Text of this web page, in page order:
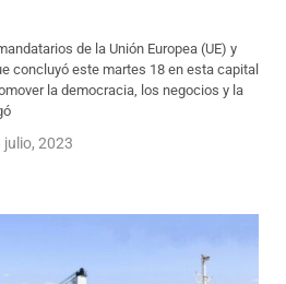
de la Unión Europea (UE) y
concluyó este martes 18 en esta capital
la democracia, los negocios y la
julio, 2023